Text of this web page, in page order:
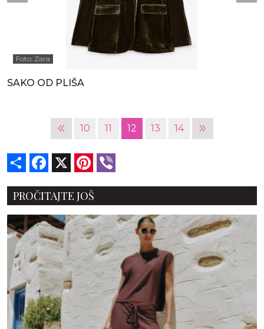
Foto: Zara
SAKO OD PLIŠA
« 10 11 12 13 14 »
Share Facebook Pinterest
PROČITAJTE JOŠ